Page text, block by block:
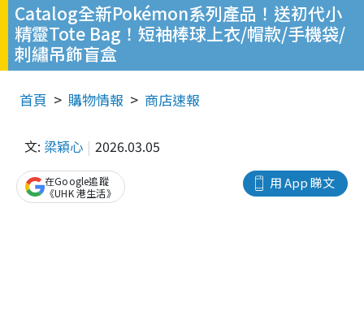
Catalog全新Pokémon系列產品！送初代小
精靈Tote Bag！短袖棒球上衣/帽款/手機袋/
刺繡吊飾盲盒
首頁 購物情報 商店速報
文: 梁穎心 2026.03.05
用 App 睇文
在Google追蹤
《UHK 港生活》